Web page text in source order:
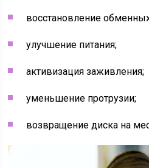
восстановление
улучшение питания;
активизация заживления;
уменьшение протрузии;
возвращение диска на